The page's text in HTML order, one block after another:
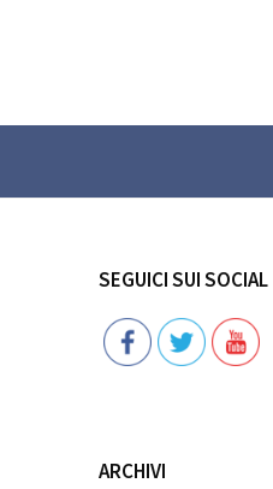
SEGUICI SUI SOCIAL
Follow
ARCHIVI